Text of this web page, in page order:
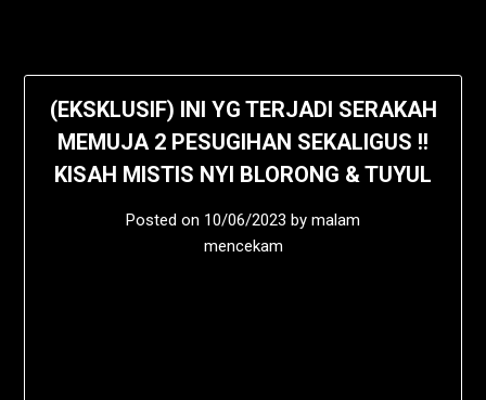
(EKSKLUSIF) INI YG TERJADI SERAKAH
MEMUJA 2 PESUGIHAN SEKALIGUS !!
KISAH MISTIS NYI BLORONG & TUYUL
Posted on 10/06/2023 by malam
mencekam